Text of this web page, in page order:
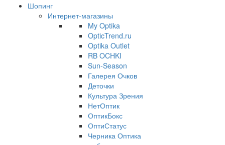
Шопинг
Интернет-магазины
My Optika
OpticTrend.ru
Optika Outlet
RB OCHKI
Sun-Season
Галерея Очков
Деточки
Культура Зрения
НетОптик
ОптикБокс
ОптиСтатус
Черника Оптика